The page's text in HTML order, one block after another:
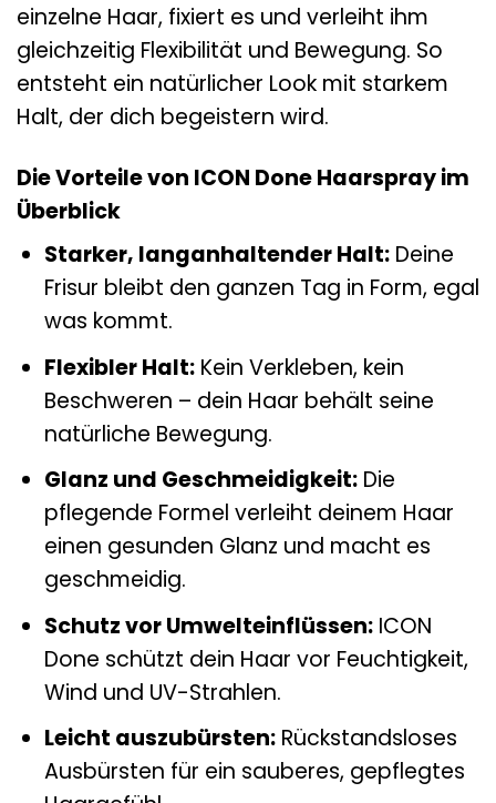
einzelne Haar, fixiert es und verleiht ihm
gleichzeitig Flexibilität und Bewegung. So
entsteht ein natürlicher Look mit starkem
Halt, der dich begeistern wird.
Die Vorteile von ICON Done Haarspray im
Überblick
Starker, langanhaltender Halt:Deine
Frisur bleibt den ganzen Tag in Form, egal
was kommt.
Flexibler Halt:Kein Verkleben, kein
Beschweren – dein Haar behält seine
natürliche Bewegung.
Glanz und Geschmeidigkeit:Die
pflegende Formel verleiht deinem Haar
einen gesunden Glanz und macht es
geschmeidig.
Schutz vor Umwelteinflüssen:ICON
Done schützt dein Haar vor Feuchtigkeit,
Wind und UV-Strahlen.
Leicht auszubürsten:Rückstandsloses
Ausbürsten für ein sauberes, gepflegtes